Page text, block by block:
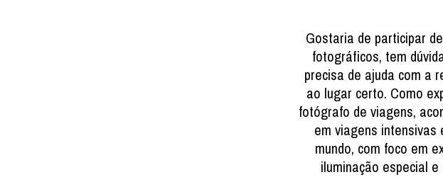
Gostaria de participar
fotográficos, tem
precisa de ajuda com a
ao lugar certo. Como
fotógrafo de viagens,
em viagens
mundo, com foco em
iluminação especial